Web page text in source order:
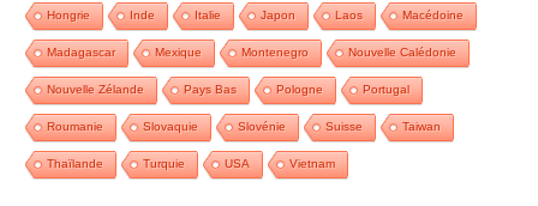
Hongrie Inde Italie Japon Laos Macédoine
Madagascar Mexique Montenegro Nouvelle Calédonie
Nouvelle Zélande Pays Bas Pologne Portugal
Roumanie Slovaquie Slovénie Suisse Taiwan
Thaïlande Turquie USA Vietnam